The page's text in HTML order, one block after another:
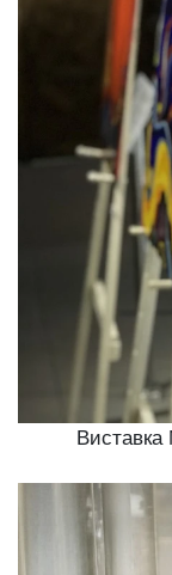
Виставка